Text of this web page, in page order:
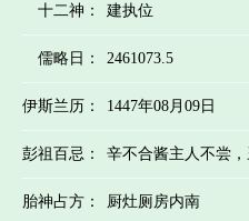
十二神： 建执位
儒略日： 2461073.5
伊斯兰历： 1447年08月09日
彭祖百忌： 辛不合酱主人不尝，
胎神占方： 厨灶厕房内南